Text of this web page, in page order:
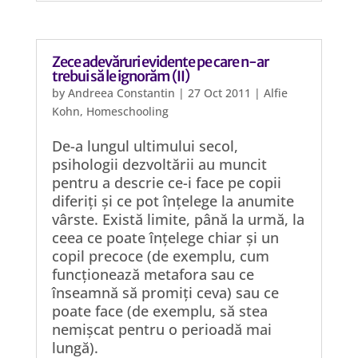
Zece adevăruri evidente pe care n-ar
trebui să le ignorăm (II)
by Andreea Constantin | 27 Oct 2011 | Alfie
Kohn, Homeschooling
De-a lungul ultimului secol,
psihologii dezvoltării au muncit
pentru a descrie ce-i face pe copii
diferiți și ce pot înțelege la anumite
vârste. Există limite, până la urmă, la
ceea ce poate înțelege chiar și un
copil precoce (de exemplu, cum
funcționează metafora sau ce
înseamnă să promiți ceva) sau ce
poate face (de exemplu, să stea
nemișcat pentru o perioadă mai
lungă).